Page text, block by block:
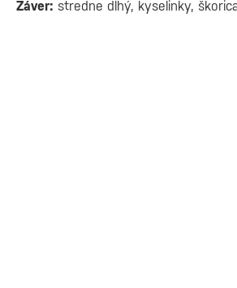
Záver: stredne dlhý, kyselinky,